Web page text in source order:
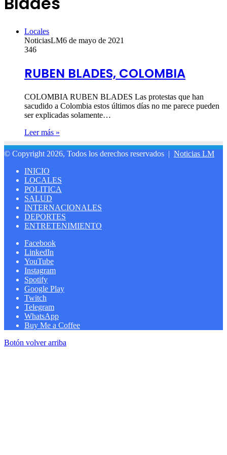
Locales
NoticiasLM6 de mayo de 2021
346
RUBEN BLADES, COLOMBIA
COLOMBIA RUBEN BLADES Las protestas que han
sacudido a Colombia estos últimos días no me parece pueden
ser explicadas solamente…
Leer más »
© Copyright 2026, Todos los derechos reservados | Noticias LM
INICIO
LOCALES
POLITICA
SALUD
INTERNACIONALES
DEPORTES
ENTRETENIMIENTO
Facebook
LinkedIn
YouTube
Instagram
Spotify
Google Play
Twitch
Telegram
WhatsApp
Buy Me a Coffee
Botón volver arriba